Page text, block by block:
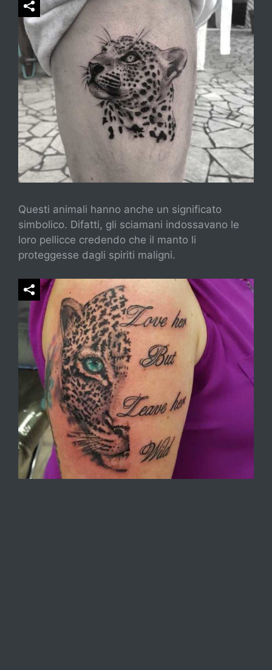
Questi animali hanno anche un significato
simbolico. Difatti, gli sciamani indossavano le
loro pellicce credendo che il manto li
proteggesse dagli spiriti maligni.